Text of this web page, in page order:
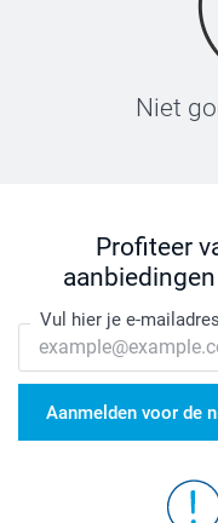
Niet
Profiteer
Vul hier je e-
Aanmelden voor de